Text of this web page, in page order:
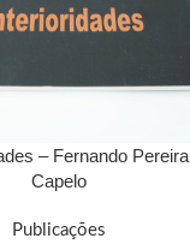
– Fernando Pereira
Capelo
Publicações